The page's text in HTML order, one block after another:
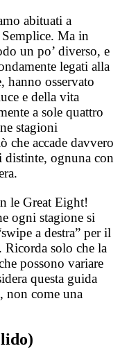
abituati a
Ma in
un po’ diverso, e
legati alla
hanno osservato
e della vita
a sole quattro
stagioni
che accade davvero
distinte, ognuna con
le Great Eight!
ogni stagione si
a destra” per il
solo che la
possono variare
questa guida
non come una